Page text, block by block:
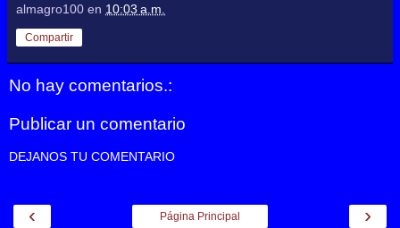
almagro100 en 10:03 a.m.
Compartir
No hay comentarios.:
Publicar un comentario
DEJANOS TU COMENTARIO
‹ ›
Página Principal